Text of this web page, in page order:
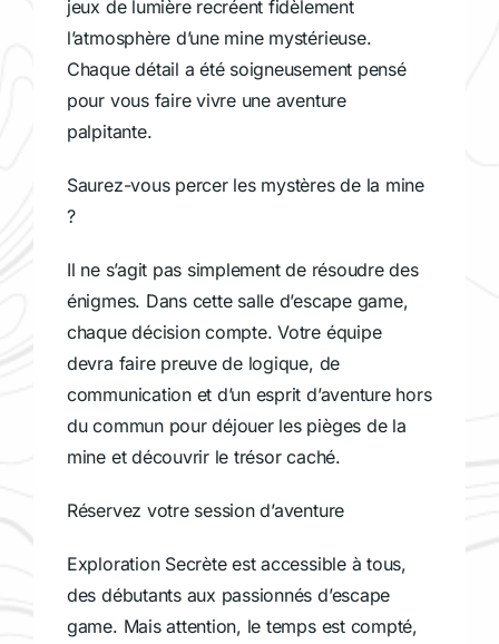
jeux de lumière recréent fidèlement
l’atmosphère d’une mine mystérieuse.
Chaque détail a été soigneusement pensé
pour vous faire vivre une aventure
palpitante.
Saurez-vous percer les mystères de la mine
?
Il ne s’agit pas simplement de résoudre des
énigmes. Dans cette salle d’escape game,
chaque décision compte. Votre équipe
devra faire preuve de logique, de
communication et d’un esprit d’aventure hors
du commun pour déjouer les pièges de la
mine et découvrir le trésor caché.
Réservez votre session d’aventure
Exploration Secrète est accessible à tous,
des débutants aux passionnés d’escape
game. Mais attention, le temps est compté,